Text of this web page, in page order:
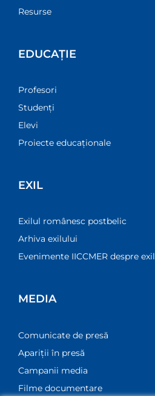
Resurse
EDUCAȚIE
Profesori
Studenți
Elevi
Proiecte educaționale
EXIL
Exilul românesc postbelic
Arhiva exilului
Evenimente IICCMER despre exil
MEDIA
Comunicate de presă
Apariții în presă
Campanii media
Filme documentare